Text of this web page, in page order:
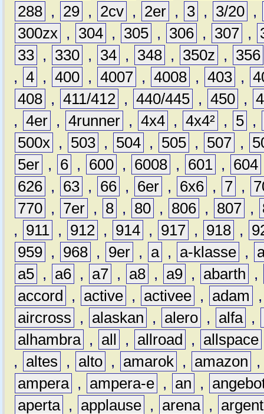
288 , 29 , 2cv , 2er , 3 , 3/20 ,
300zx , 304 , 305 , 306 , 307 ,
33 , 330 , 34 , 348 , 350z ,
356
, 4 , 400 , 4007 , 4008 , 403 ,
408 , 411/412 , 440/445 , 450 ,
, 4er , 4runner , 4x4 , 4x4² , 5 ,
500x , 503 , 504 , 505 , 507 ,
5er , 6 , 600 , 6008 , 601 , 604
626 , 63 , 66 , 6er , 6x6 , 7 ,
770 , 7er , 8 , 80 , 806 , 807 ,
,
911 , 912 , 914 , 917 , 918 ,
959 , 968 , 9er , a , a-klasse ,
a5 , a6 , a7 , a8 , a9 , abarth
,
accord
, active , activee , adam
aircross
, alaskan , alero , alfa ,
alhambra , all , allroad , allspace
,
altes , alto , amarok , amazon
ampera , ampera-e , an ,
aperta , applause , arena ,